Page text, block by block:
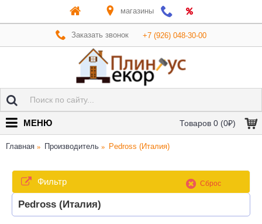
магазины
Заказать звонок +7 (926) 048-30-00
Товаров 0 (0₽)
МЕНЮ
Главная Производитель Pedross (Италия)
Фильтр Сброс
Pedross (Италия)